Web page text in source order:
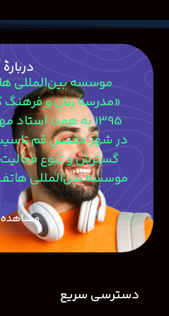
دربارۀ
موسسه بین‌المللی
«مدرسه زبان و
در شهر مقدس قم
موسسه بین‌المللی
مشاهده
دسترسی سریع